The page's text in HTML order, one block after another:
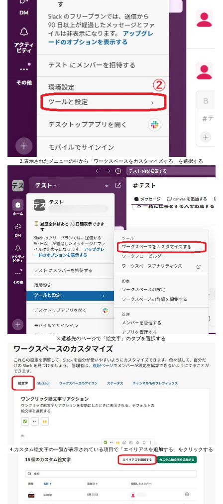
2.表示されたメニューの中から「ワークスペースをカスタマイズする」を選択する
3.遷移先のページで「絵文字」のタブを選択する
4.カスタム絵文字の一覧が表示されている項目で「エイリアスを追加する」をクリックする